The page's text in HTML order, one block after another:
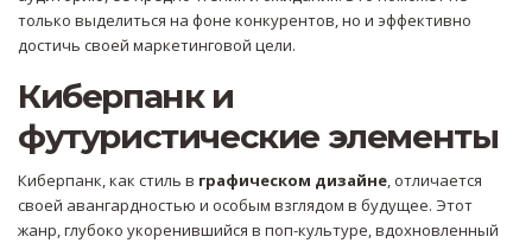
только выделиться на фоне конкурентов, но и эффективно
достичь своей маркетинговой цели.
Киберпанк и
футуристические элементы
Киберпанк, как стиль в графическом дизайне, отличается
своей авангардностью и особым взглядом в будущее. Этот
жанр, глубоко укоренившийся в поп-культуре, вдохновленный